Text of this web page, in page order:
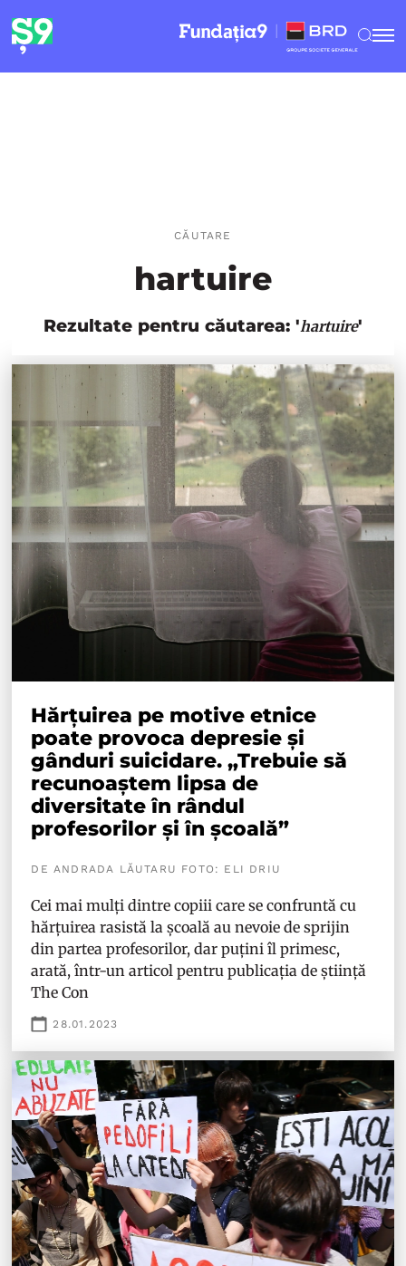
CĂUTARE
hartuire
Rezultate pentru căutarea: 'hartuire'
Hărțuirea pe motive etnice
poate provoca depresie și
gânduri suicidare. „Trebuie să
recunoaștem lipsa de
diversitate în rândul
profesorilor și în școală”
DE ANDRADA LĂUTARU FOTO: ELI DRIU
Cei mai mulți dintre copiii care se confruntă cu
hărțuirea rasistă la școală au nevoie de sprijin
din partea profesorilor, dar puțini îl primesc,
arată, într-un articol pentru publicația de știință
The Con
28.01.2023